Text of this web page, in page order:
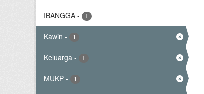
IBANGGA - 1
Kawin - 1
Keluarga - 1
MUKP - 1